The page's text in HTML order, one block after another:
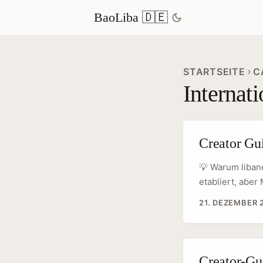
BaoLiba 🇩🇪
STARTSEITE
Creator
💡 Warum
etabliert, aber
für kreative
kulturelle
kommen.
21. DEZEMBER